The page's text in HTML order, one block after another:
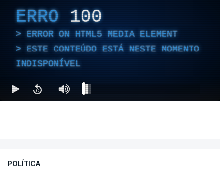
ERRO 100
ERROR ON HTML5 MEDIA ELEMENT
ESTE CONTEÚDO ESTÁ NESTE MOMENTO
INDISPONÍVEL
POLÍTICA